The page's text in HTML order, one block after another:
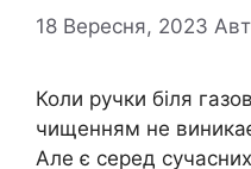
18 Вересня, 2023
Коли ручки біля
чищенням не
Але є серед